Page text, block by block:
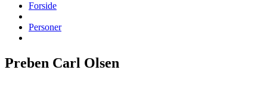
Forside
Personer
Preben Carl Olsen